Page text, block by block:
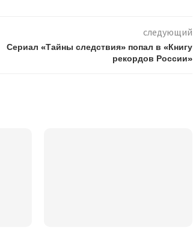
следующий
Сериал «Тайны следствия» попал в «Книгу
рекордов России»